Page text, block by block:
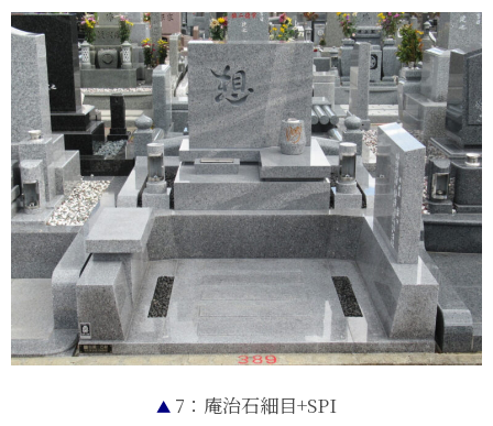
▲ 7：庵治石細目+SPI